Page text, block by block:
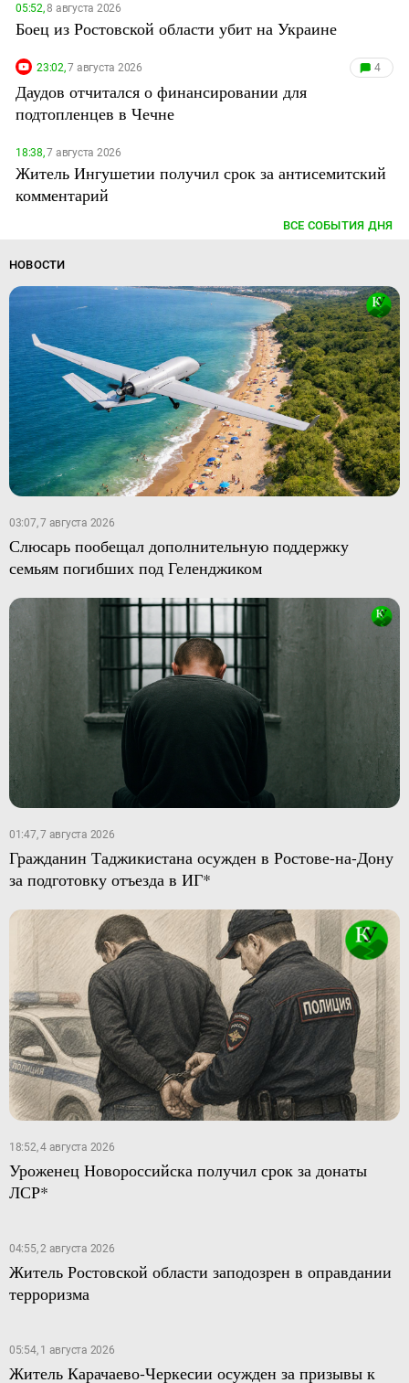
05:52,8 августа 2026
Боец из Ростовской области убит на Украине
23:02,7 августа 2026 4
Даудов отчитался о финансировании для
подтопленцев в Чечне
18:38,7 августа 2026
Житель Ингушетии получил срок за антисемитский
комментарий
ВСЕ СОБЫТИЯ ДНЯ
НОВОСТИ
03:07, 7 августа 2026
Слюсарь пообещал дополнительную поддержку
семьям погибших под Геленджиком
01:47, 7 августа 2026
Гражданин Таджикистана осужден в Ростове-на-Дону
за подготовку отъезда в ИГ*
18:52, 4 августа 2026
Уроженец Новороссийска получил срок за донаты
ЛСР*
04:55, 2 августа 2026
Житель Ростовской области заподозрен в оправдании
терроризма
05:54, 1 августа 2026
Житель Карачаево-Черкесии осужден за призывы к